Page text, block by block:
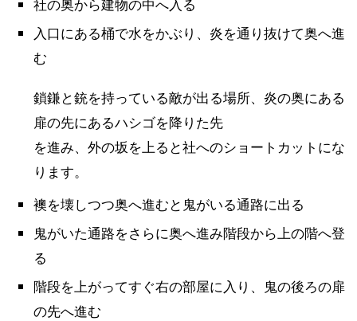
社の奥から建物の中へ入る
入口にある桶で水をかぶり、炎を通り抜けて奥へ進
む
鎖鎌と銃を持っている敵が出る場所、炎の奥にある
扉の先にあるハシゴを降りた先
を進み、外の坂を上ると社へのショートカットにな
ります。
襖を壊しつつ奥へ進むと鬼がいる通路に出る
鬼がいた通路をさらに奥へ進み階段から上の階へ登
る
階段を上がってすぐ右の部屋に入り、鬼の後ろの扉
の先へ進む